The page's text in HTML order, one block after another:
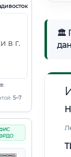
5–7
🏛